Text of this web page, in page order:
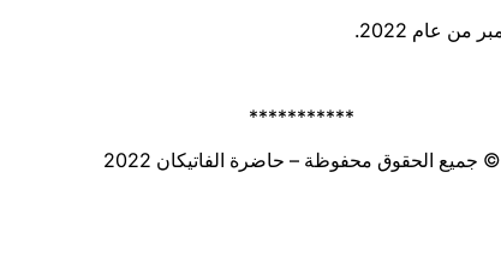
***********
© جميع الحقوق محفوظة – حاضرة الفاتيكان 2022